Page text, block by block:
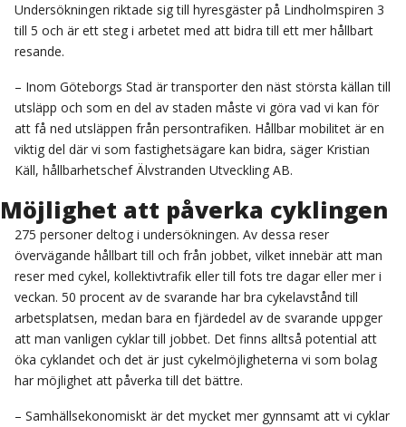
Undersökningen riktade sig till hyresgäster på Lindholmspiren 3
till 5 och är ett steg i arbetet med att bidra till ett mer hållbart
resande.
– Inom Göteborgs Stad är transporter den näst största källan till
utsläpp och som en del av staden måste vi göra vad vi kan för
att få ned utsläppen från persontrafiken. Hållbar mobilitet är en
viktig del där vi som fastighetsägare kan bidra, säger Kristian
Käll, hållbarhetschef Älvstranden Utveckling AB.
Möjlighet att påverka cyklingen
275 personer deltog i undersökningen. Av dessa reser
övervägande hållbart till och från jobbet, vilket innebär att man
reser med cykel, kollektivtrafik eller till fots tre dagar eller mer i
veckan. 50 procent av de svarande har bra cykelavstånd till
arbetsplatsen, medan bara en fjärdedel av de svarande uppger
att man vanligen cyklar till jobbet. Det finns alltså potential att
öka cyklandet och det är just cykelmöjligheterna vi som bolag
har möjlighet att påverka till det bättre.
– Samhällsekonomiskt är det mycket mer gynnsamt att vi cyklar